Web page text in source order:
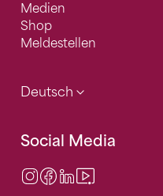
Medien
Shop
Meldestellen
Deutsch
Social Media
Instagram
Facebook
LinkedIn